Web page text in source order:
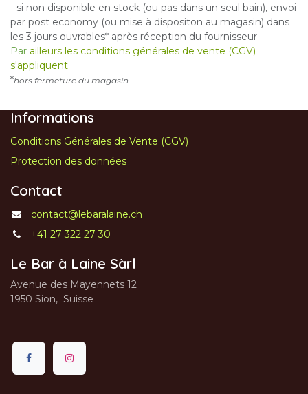
- si non disponible en stock (ou pas dans un seul bain), envoi
par post economy (ou mise à dispositon au magasin) dans
les 3 jours ouvrables* après réception du fournisseur
Par ailleurs les conditions générales de vente (CGV)
s'appliquent
*hors fermeture du magasin
Informations
Conditions Générales de Vente (CGV)
Protection des données
Contact
contact@lebaralaine.ch
+41 27 322 27 30
Le Bar à Laine Sàrl
Avenue des Mayennets 12
1950 Sion, Suisse